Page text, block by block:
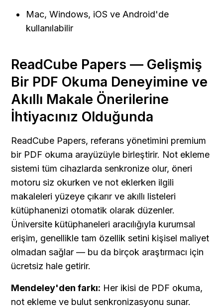
Mac, Windows, iOS ve Android'de
kullanılabilir
ReadCube Papers — Gelişmiş
Bir PDF Okuma Deneyimine ve
Akıllı Makale Önerilerine
İhtiyacınız Olduğunda
ReadCube Papers, referans yönetimini premium
bir PDF okuma arayüzüyle birleştirir. Not ekleme
sistemi tüm cihazlarda senkronize olur, öneri
motoru siz okurken ve not eklerken ilgili
makaleleri yüzeye çıkarır ve akıllı listeleri
kütüphanenizi otomatik olarak düzenler.
Üniversite kütüphaneleri aracılığıyla kurumsal
erişim, genellikle tam özellik setini kişisel maliyet
olmadan sağlar — bu da birçok araştırmacı için
ücretsiz hale getirir.
Mendeley'den farkı: Her ikisi de PDF okuma,
not ekleme ve bulut senkronizasyonu sunar.